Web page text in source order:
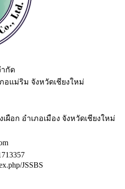
กัด
อแม่ริม จังหวัดเชียงใหม่
ผือก อำเภอเมือง จังหวัดเชียงใหม่
JSSBS